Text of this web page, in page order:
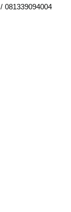
081339094004